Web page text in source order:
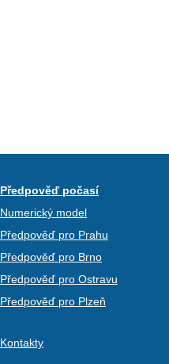
Předpověď počasí
Numerický model
Předpověď pro Prahu
Předpověď pro Brno
Předpověď pro Ostravu
Předpověď pro Plzeň
Kontakty